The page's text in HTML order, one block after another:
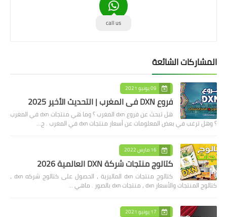
call us
المشاركات الشائعة
09 يونيو 2021
فروع DXN في المغرب | التحديث الأخير 2025
هل تبحث عن فروع dxn المغرب ؟ وما هي منتجات dxn في المغرب
؟ وهل ترغب في بعض المعلومات عن أسعار منتجات dxn في المغرب . ح…
16 مارس 2022
كتالوج منتجات شركة DXN العالمية 2026
كتالوج منتجات dxn الماليزية ، الحصول على كتالوج شركه dxn ،
كتالوج المنتجات والأسعار dxn ، منتجات dxn بالصور . ماهي …
17 يونيو 2021